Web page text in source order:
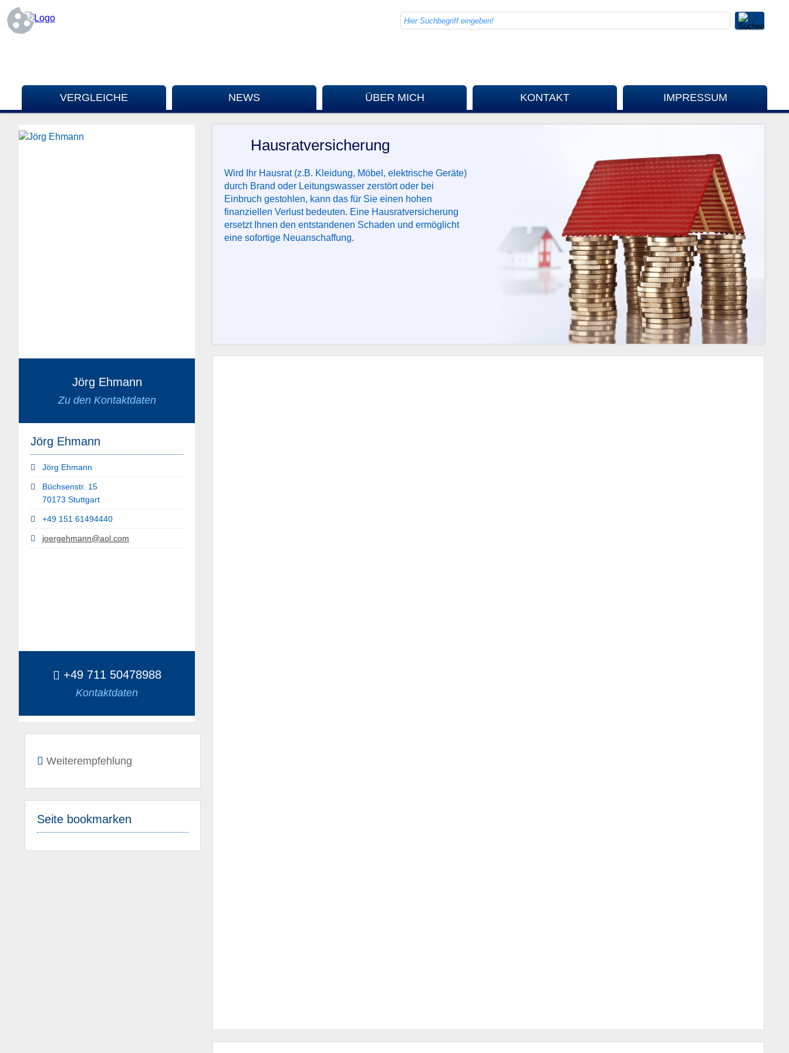
VERGLEICHE NEWS ÜBER MICH KONTAKT IMPRESSUM
Jörg Ehmann
Zu den Kontaktdaten
Jörg Ehmann
Jörg Ehmann
Büchsenstr. 15
70173 Stuttgart
+49 151 61494440
joergehmann@aol.com
+49 711 50478988
Kontaktdaten
Weiterempfehlung
Seite bookmarken
Hausratversicherung
Wird Ihr Hausrat (z.B. Kleidung, Möbel, elektrische Geräte)
durch Brand oder Leitungswasser zerstört oder bei
Einbruch gestohlen, kann das für Sie einen hohen
finanziellen Verlust bedeuten. Eine Hausratversicherung
ersetzt Ihnen den entstandenen Schaden und ermöglicht
eine sofortige Neuanschaffung.